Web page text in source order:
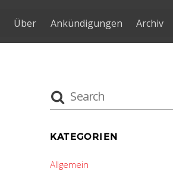
Über Ankündigungen Archiv
KATEGORIEN
Allgemein